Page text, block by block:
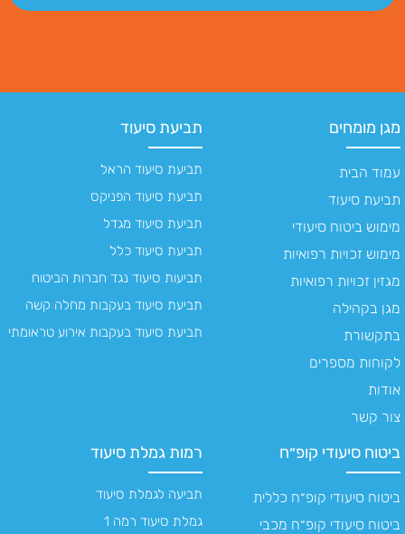
מגן מומחים
עמוד הבית
תביעת סיעוד
מימוש ביטוח סיעודי
מימוש זכויות רפואיות
מגזין זכויות רפואיות
מגן בקהילה
בתקשורת
לקוחות מספרים
אודות
צור קשר
תביעת סיעוד
תביעת סיעוד הראל
תביעת סיעוד הפניקס
תביעת סיעוד מגדל
תביעת סיעוד כלל
תביעות סיעוד נגד חברות הביטוח
תביעת סיעוד בעקבות מחלה קשה
תביעת סיעוד בעקבות אירוע טראומתי
ביטוח סיעודי קופ״ח
ביטוח סיעודי קופ״ח כללית
ביטוח סיעודי קופ״ח מכבי
רמות גמלת סיעוד
תביעה לגמלת סיעוד
גמלת סיעוד רמה 1